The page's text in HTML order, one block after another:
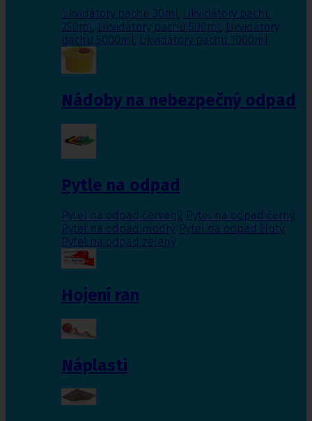
Likvidátory pachu 30ml, Likvidátory pachu
250ml, Likvidátory pachu 500ml, Likvidátory
pachu 5000ml, Likvidátory pachu 1000ml
Nádoby na nebezpečný odpad
Pytle na odpad
Pytel na odpad červený, Pytel na odpad černý,
Pytel na odpad modrý, Pytel na odpad žlutý,
Pytel na odpad zelený
Hojení ran
Náplasti